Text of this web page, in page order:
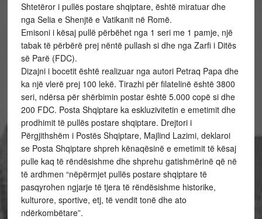
Shtetëror i pullës postare shqiptare, është miratuar dhe
nga Selia e Shenjtë e Vatikanit në Romë.
Emisoni i kësaj pullë përbëhet nga 1 seri me 1 pamje, një
tabak të përbërë prej nëntë pullash si dhe nga Zarfi i Ditës
së Parë (FDC).
Dizajni i bocetit është realizuar nga autori Petraq Papa dhe
ka një vlerë prej 100 lekë. Tirazhi për filatelinë është 3800
seri, ndërsa për shërbimin postar është 5.000 copë si dhe
200 FDC. Posta Shqiptare ka eskluzivitetin e emetimit dhe
prodhimit të pullës postare shqiptare. Drejtori i
Përgjithshëm i Postës Shqiptare, Majlind Lazimi, deklaroi
se Posta Shqiptare shpreh kënaqësinë e emetimit të kësaj
pulle kaq të rëndësishme dhe shprehu gatishmërinë që në
të ardhmen “nëpërmjet pullës postare shqiptare të
pasqyrohen ngjarje të tjera të rëndësishme historike,
kulturore, sportive, etj, të vendit tonë dhe ato
ndërkombëtare”.